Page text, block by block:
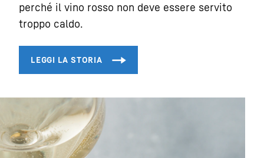
perché il vino rosso non deve essere servito
troppo caldo.